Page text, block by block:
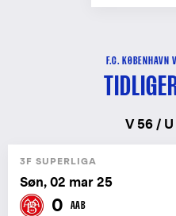
F.C. KØBENHAVN
V 56 /
3F SUPERLIGA
Søn, 02 mar 25
0 AAB